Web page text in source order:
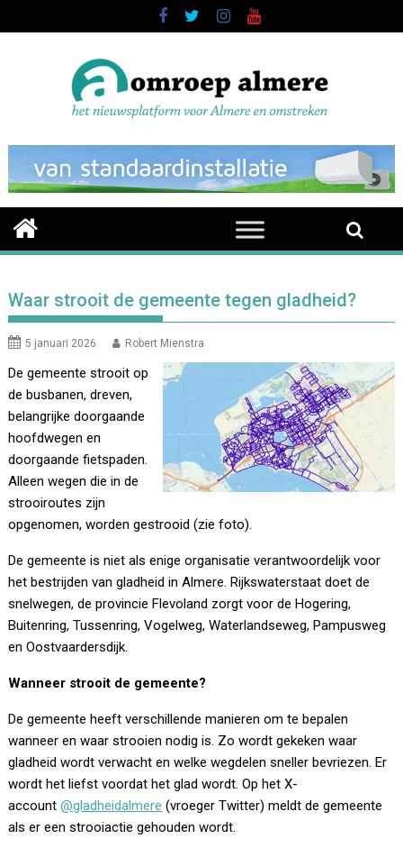
to
Waar strooit de gemeente tegen gladheid?
5 januari 2026 Robert Mienstra
De gemeente strooit op
de busbanen, dreven,
belangrijke doorgaande
hoofdwegen en
doorgaande fietspaden.
Alleen wegen die in de
strooiroutes zijn
opgenomen, worden gestrooid (zie foto).
De gemeente is niet als enige organisatie verantwoordelijk voor
het bestrijden van gladheid in Almere. Rijkswaterstaat doet de
snelwegen, de provincie Flevoland zorgt voor de Hogering,
Buitenring, Tussenring, Vogelweg, Waterlandseweg, Pampusweg
en Oostvaardersdijk.
Wanneer strooit de gemeente?
De gemeente heeft verschillende manieren om te bepalen
wanneer en waar strooien nodig is. Zo wordt gekeken waar
gladheid wordt verwacht en welke wegdelen sneller bevriezen. Er
wordt het liefst voordat het glad wordt. Op het X-
account@gladheidalmere (vroeger Twitter) meldt de gemeente
als er een strooiactie gehouden wordt.